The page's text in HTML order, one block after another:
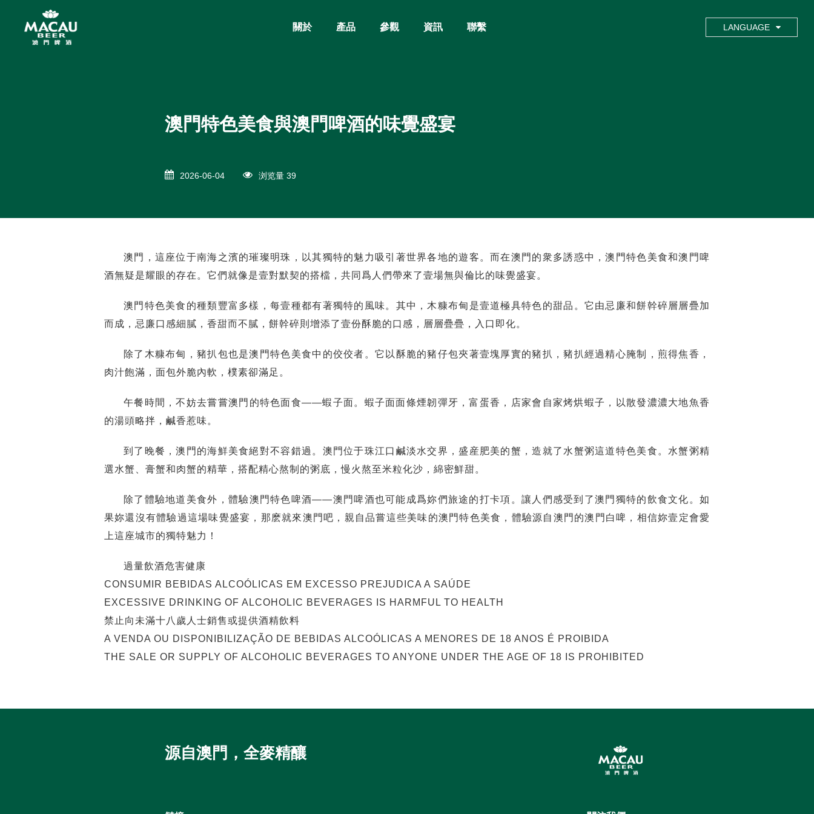
關於 產品 參觀 資訊 聯繫 LANGUAGE
澳門特色美食與澳門啤酒的味覺盛宴
2026-06-04 浏览量 39
澳門，這座位于南海之濱的璀璨明珠，以其獨特的魅力吸引著世界各地的遊客。而在澳門的衆多誘惑中，澳門特色美食和澳門啤
酒無疑是耀眼的存在。它們就像是壹對默契的搭檔，共同爲人們帶來了壹場無與倫比的味覺盛宴。
澳門特色美食的種類豐富多樣，每壹種都有著獨特的風味。其中，木糠布甸是壹道極具特色的甜品。它由忌廉和餅幹碎層層疊加
而成，忌廉口感細膩，香甜而不膩，餅幹碎則增添了壹份酥脆的口感，層層疊疊，入口即化。
除了木糠布甸，豬扒包也是澳門特色美食中的佼佼者。它以酥脆的豬仔包夾著壹塊厚實的豬扒，豬扒經過精心腌制，煎得焦香，
肉汁飽滿，面包外脆內軟，樸素卻滿足。
午餐時間，不妨去嘗嘗澳門的特色面食——蝦子面。蝦子面面條煙韌彈牙，富蛋香，店家會自家烤烘蝦子，以散發濃濃大地魚香
的湯頭略拌，鹹香惹味。
到了晚餐，澳門的海鮮美食絕對不容錯過。澳門位于珠江口鹹淡水交界，盛産肥美的蟹，造就了水蟹粥這道特色美食。水蟹粥精
選水蟹、膏蟹和肉蟹的精華，搭配精心熬制的粥底，慢火熬至米粒化沙，綿密鮮甜。
除了體驗地道美食外，體驗澳門特色啤酒——澳門啤酒也可能成爲妳們旅途的打卡項。讓人們感受到了澳門獨特的飲食文化。如
果妳還沒有體驗過這場味覺盛宴，那麽就來澳門吧，親自品嘗這些美味的澳門特色美食，體驗源自澳門的澳門白啤，相信妳壹定會愛
上這座城市的獨特魅力！
過量飲酒危害健康
CONSUMIR BEBIDAS ALCOÓLICAS EM EXCESSO PREJUDICA A SAÚDE
EXCESSIVE DRINKING OF ALCOHOLIC BEVERAGES IS HARMFUL TO HEALTH
禁止向未滿十八歲人士銷售或提供酒精飲料
A VENDA OU DISPONIBILIZAÇÃO DE BEBIDAS ALCOÓLICAS A MENORES DE 18 ANOS É PROIBIDA
THE SALE OR SUPPLY OF ALCOHOLIC BEVERAGES TO ANYONE UNDER THE AGE OF 18 IS PROHIBITED
源自澳門，全麥精釀